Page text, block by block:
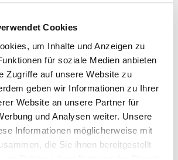
Cookies
um Inhalte und Anzeigen zu
für soziale Medien anbieten
Zugriffe auf unsere Website zu
geben wir Informationen zu Ihrer
Website an unsere Partner für
und Analysen weiter. Unsere
Informationen möglicherweise mit
die Sie ihnen bereitgestellt
dass der engagierte Austausch mit den
ist für das Gelingen von
KlimaWildnis
KlimaWildnis fördert die Sicherung
Mindestens 50 Hektar bzw.
in Seen, Mooren und Auen, an